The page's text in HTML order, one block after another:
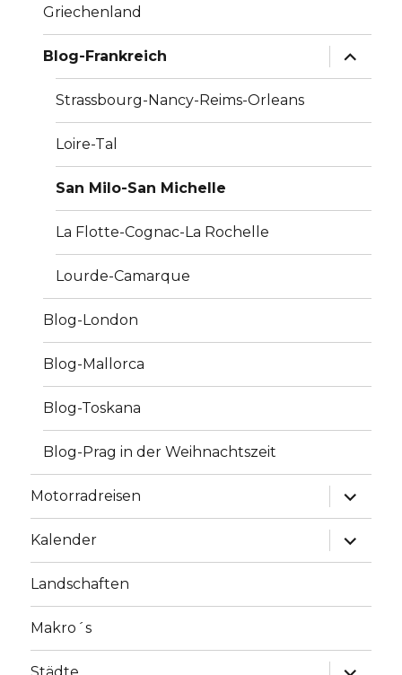
Griechenland
Blog-Frankreich
Strassbourg-Nancy-Reims-Orleans
Loire-Tal
San Milo-San Michelle
La Flotte-Cognac-La Rochelle
Lourde-Camarque
Blog-London
Blog-Mallorca
Blog-Toskana
Blog-Prag in der Weihnachtszeit
Motorradreisen
Kalender
Landschaften
Makro´s